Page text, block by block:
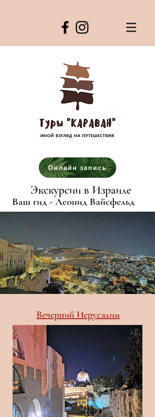
Онлайн запись
Экскурсии в Израиле
Ваш гид - Леонид Вайсфельд
Вечерний Иерусалим